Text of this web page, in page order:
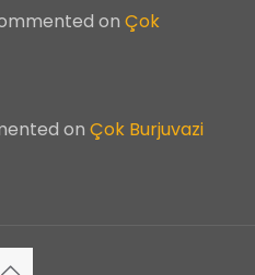
on Çok
on Çok Burjuvazi